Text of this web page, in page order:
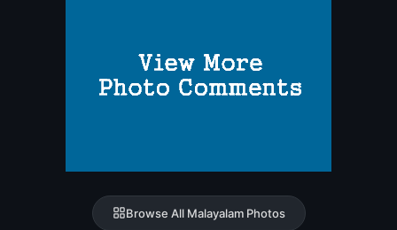
Browse All Malayalam Photos